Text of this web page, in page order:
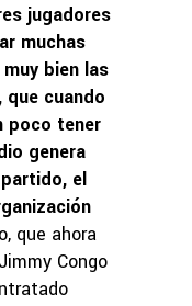
jugadores
muchas
bien las
cuando
poco tener
genera
el
que ahora
Congo